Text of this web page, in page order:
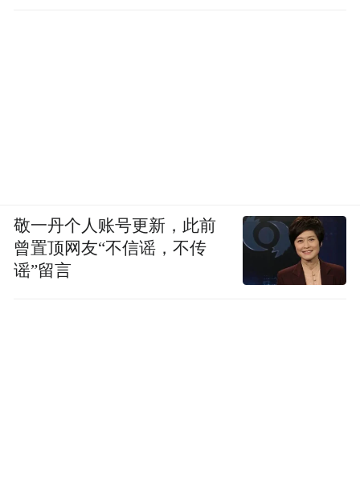
敬一丹个人账号更新，此前
曾置顶网友“不信谣，不传
谣”留言